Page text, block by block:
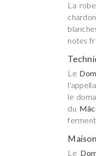
La
notes
Le
le
du
Maison
Le